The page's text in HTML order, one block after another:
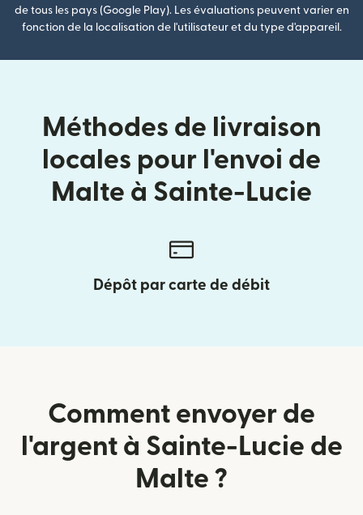
de tous les pays (Google Play). Les évaluations peuvent varier en
fonction de la localisation de l'utilisateur et du type d'appareil.
Méthodes de livraison
locales pour l'envoi de
Malte à Sainte-Lucie
Dépôt par carte de débit
Comment envoyer de
l'argent à Sainte-Lucie de
Malte ?